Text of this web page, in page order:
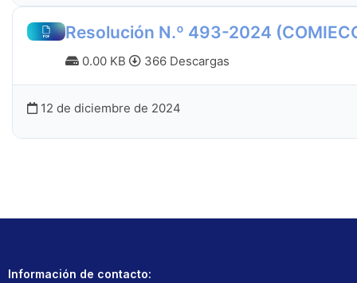
Resolución N.º 493-2024
0.00 KB 366 Descargas
12 de diciembre de 2024
Información de contacto: